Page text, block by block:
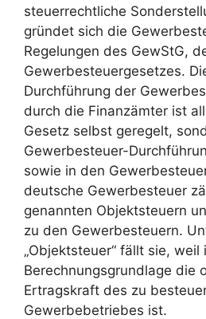
steuerrechtliche
gründet sich die
Regelungen des GewStG,
Gewerbesteuergesetzes.
Durchführung der
durch die Finanzämter ist
Gesetz selbst geregelt,
Gewerbesteuer-
sowie in den
deutsche Gewerbesteuer
genannten Objektsteuern
zu den Gewerbesteuern.
„Objektsteuer“ fällt sie, weil
Berechnungsgrundlage die
Ertragskraft des zu
Gewerbebetriebes ist.